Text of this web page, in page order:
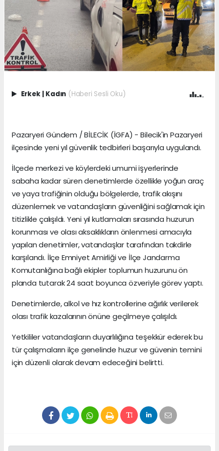
Erkek | Kadın (Haberi Sesli Oku)
Pazaryeri Gündem / BİLECİK (İGFA) - Bilecik'in Pazaryeri
ilçesinde yeni yıl güvenlik tedbirleri başarıyla uygulandı.
İlçede merkezi ve köylerdeki umumi işyerlerinde
sabaha kadar süren denetimlerde özellikle yoğun araç
ve yaya trafiğinin olduğu bölgelerde, trafik akışını
düzenlemek ve vatandaşların güvenliğini sağlamak için
titizlikle çalışıldı. Yeni yıl kutlamaları sırasında huzurun
korunması ve olası aksaklıkların önlenmesi amacıyla
yapılan denetimler, vatandaşlar tarafından takdirle
karşılandı. İlçe Emniyet Amirliği ve İlçe Jandarma
Komutanlığına bağlı ekipler toplumun huzurunu ön
planda tutarak 24 saat boyunca özveriyle görev yaptı.
Denetimlerde, alkol ve hız kontrollerine ağırlık verilerek
olası trafik kazalarının önüne geçilmeye çalışıldı.
Yetkililer vatandaşların duyarlılığına teşekkür ederek bu
tür çalışmaların ilçe genelinde huzur ve güvenin temini
için düzenli olarak devam edeceğini belirtti.